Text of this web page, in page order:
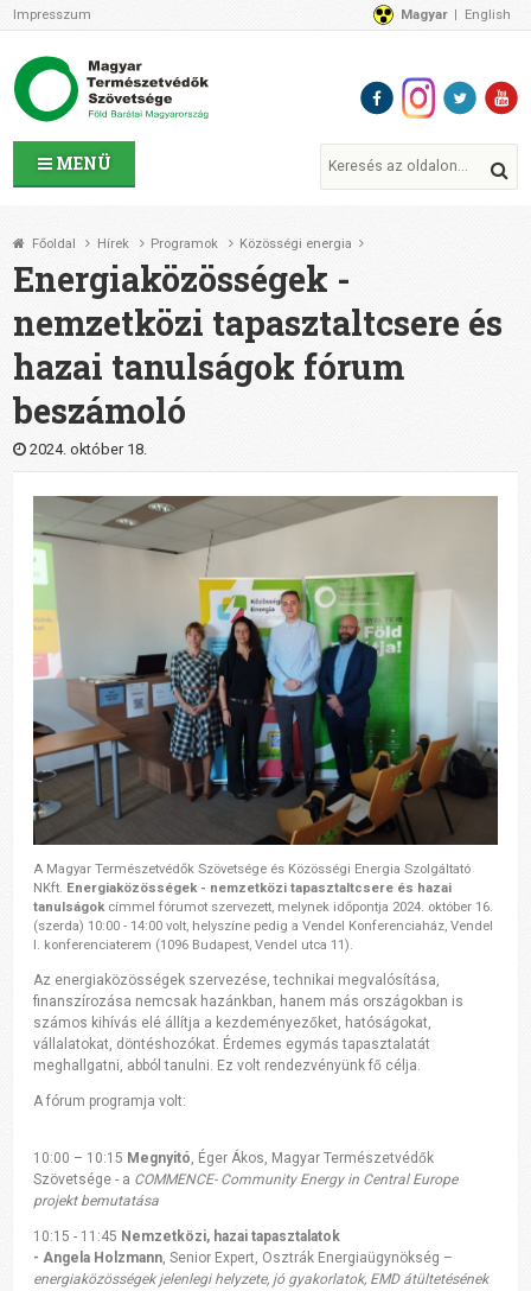
MENÜ
Impresszum Magyar English
Az MTVSZ-ről
Programok
MTVSZ ügyek és események
Tagszervezetek
Támogatóink
CSATLAKOZZ hozzánk!
1%
Segítsd a munkánkat!
Adományozz!
Támogatás
Főoldal Hírek Programok Közösségi energia
Energiaközösségek -
nemzetközi tapasztaltcsere és
hazai tanulságok fórum
beszámoló
2024. október 18.
A Magyar Természetvédők Szövetsége és Közösségi Energia Szolgáltató
NKft. Energiaközösségek - nemzetközi tapasztaltcsere és hazai
tanulságok címmel fórumot szervezett, melynek időpontja 2024. október 16.
(szerda) 10:00 - 14:00 volt, helyszíne pedig a Vendel Konferenciaház, Vendel
I. konferenciaterem (1096 Budapest, Vendel utca 11).
Az energiaközösségek szervezése, technikai megvalósítása,
finanszírozása nemcsak hazánkban, hanem más országokban is
számos kihívás elé állítja a kezdeményezőket, hatóságokat,
vállalatokat, döntéshozókat. Érdemes egymás tapasztalatát
meghallgatni, abból tanulni. Ez volt rendezvényünk fő célja.
A fórum programja volt:
10:00 – 10:15 Megnyitó, Éger Ákos, Magyar Természetvédők
Szövetsége - a COMMENCE- Community Energy in Central Europe
projekt bemutatása
10:15 - 11:45 Nemzetközi, hazai tapasztalatok
- Angela Holzmann, Senior Expert, Osztrák Energiaügynökség –
energiaközösségek jelenlegi helyzete, jó gyakorlatok, EMD átültetésének